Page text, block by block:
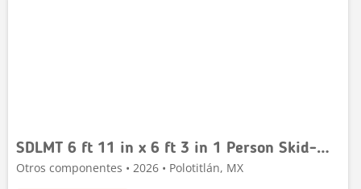
SDLMT 6 ft 11 in x 6 ft 3 in 1 Person Skid-Mounted
Otros componentes • 2026 • Polotitlán, MX